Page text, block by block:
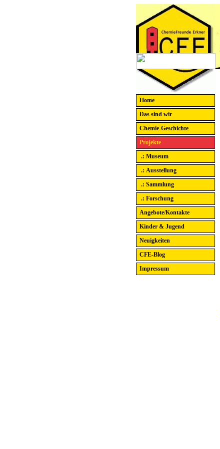
Home
Das sind wir
Chemie-Geschichte
Projekte
.: Museum
.: Ausstellung
.: Sammlung
.: Forschung
Angebote/Kontakte
Kinder & Jugend
Neuigkeiten
CFE-Blog
Impressum